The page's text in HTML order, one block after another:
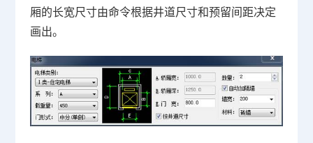
厢的长宽尺寸由命令根据井道尺寸和预留间距决定
画出。